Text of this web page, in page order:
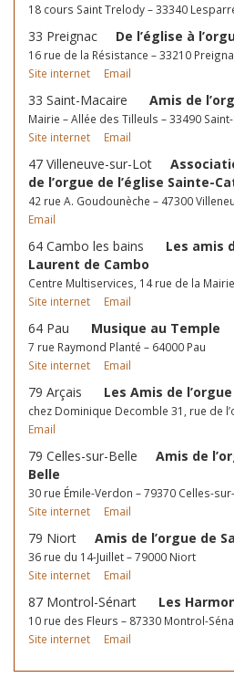
18 cours Saint Trelody – 33340
33 Preignac De l’église à
16 rue de la Résistance – 33210
Site internet
Email
33 Saint-Macaire Amis de
Mairie – Allée des Tilleuls – 33490
Site internet
Email
47 Villeneuve-sur-Lot
de l’orgue de l’église Sainte-
42 rue A. Goudounèche – 47300
Email
64 Cambo les bains
Les amis
Laurent de Cambo
Centre Multiservices, 14 rue de la
Site internet
Email
64 Pau Musique au Temple
7 rue Raymond Planté – 64000 Pau
Site internet
Email
79 Arçais Les Amis de l’orgue
chez Dominique Decomble 31, rue de
Email
79 Celles-sur-Belle Amis de
Belle
30 rue Émile-Verdon – 79370 Celles-
Site internet
Email
79 Niort Amis de l’orgue de
36 rue du 14-Juillet – 79000 Niort
Site internet
Email
87 Montrol-Sénart Les
10 rue des Fleurs – 87330 Montrol-
Site internet
Email